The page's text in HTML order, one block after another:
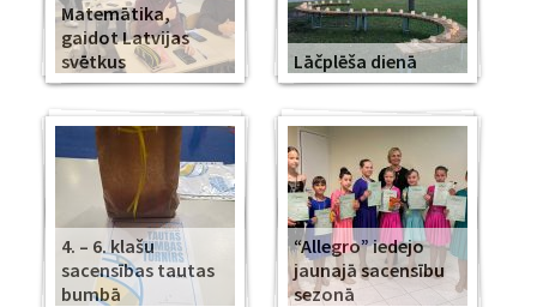
Matemātika,
gaidot Latvijas
svētkus
Lāčplēša dienā
4. – 6. klašu
sacensības tautas
bumbā
“Allegro” iedejo
jaunajā sacensību
sezonā